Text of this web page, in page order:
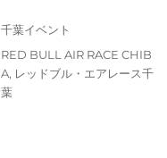
投
日:
カ
リ
千葉イベント
タ
グ
RED BULL AIR RACE CHIB
A, レッドブル・エアレース千
葉